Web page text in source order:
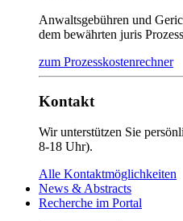
Anwaltsgebühren und
dem bewährten juris
zum Prozesskostenrechner
Kontakt
Wir unterstützen Sie
8-18 Uhr).
Alle Kontaktmöglichkeiten
News & Abstracts
Recherche im Portal